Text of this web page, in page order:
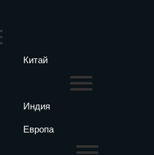
Китай
Индия
Европа